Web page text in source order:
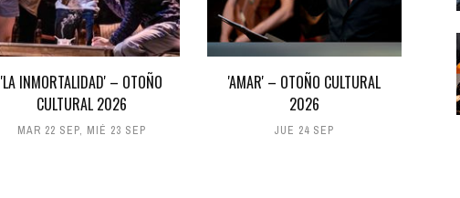
'LA INMORTALIDAD' – OTOÑO
CULTURAL 2026
MAR 22 SEP, MIÉ 23 SEP
'AMAR' – OTOÑO CULTURAL
2026
JUE 24 SEP